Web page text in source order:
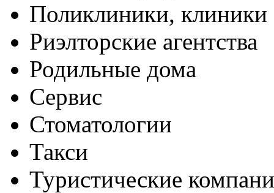
Поликлиники, клиники
Риэлторские агентства
Родильные дома
Сервис
Стоматологии
Такси
Туристические